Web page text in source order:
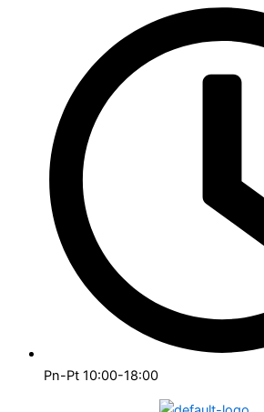
Pn-Pt 10:00-18:00